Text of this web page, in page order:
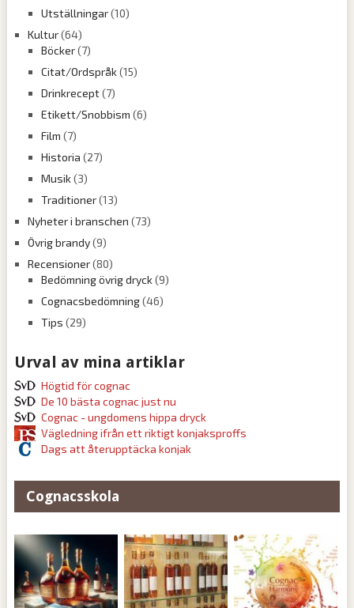
Utställningar(10)
Kultur(64)
Böcker(7)
Citat/Ordspråk(15)
Drinkrecept(7)
Etikett/Snobbism (6)
Film (7)
Historia (27)
Musik(3)
Traditioner(13)
Nyheter i branschen (73)
Övrig brandy(9)
Recensioner(80)
Bedömning övrig dryck(9)
Cognacsbedömning(46)
Tips (29)
Urval av mina artiklar
Högtid för cognac
De 10 bästa cognac just nu
Cognac - ungdomens hippa dryck
Vägledning ifrån ett riktigt konjaksproffs
Dags att återupptäcka konjak
Cognacsskola